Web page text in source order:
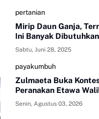
pertanian
Mirip Daun Ganja,
Ini Banyak
Sabtu, Juni 28, 2025
payakumbuh
Zulmaeta Buka
Peranakan Etawa
Senin, Agustus 03, 2026